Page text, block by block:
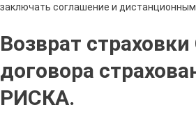
заключать соглашение и
Возврат
договора
РИСКА.